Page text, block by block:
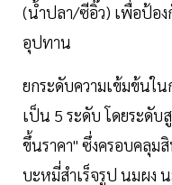
(น้ำปลา/ซีอิ๊ว) เพื่อป้อ
อุปทาน
ยกระดับความเข้มข้นใ
เป็น 5 ระดับ โดยระดั
ขึ้นราคา" ซึ่งครอบคลุม
บะหมี่สำเร็จรูป นมผง